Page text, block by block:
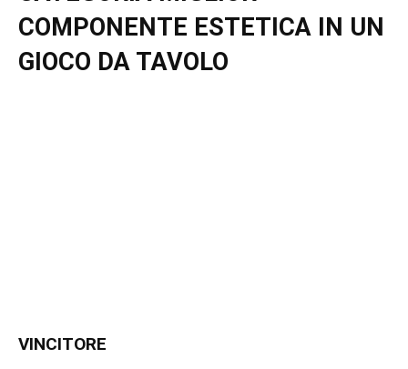
COMPONENTE ESTETICA IN UN
GIOCO DA TAVOLO
VINCITORE